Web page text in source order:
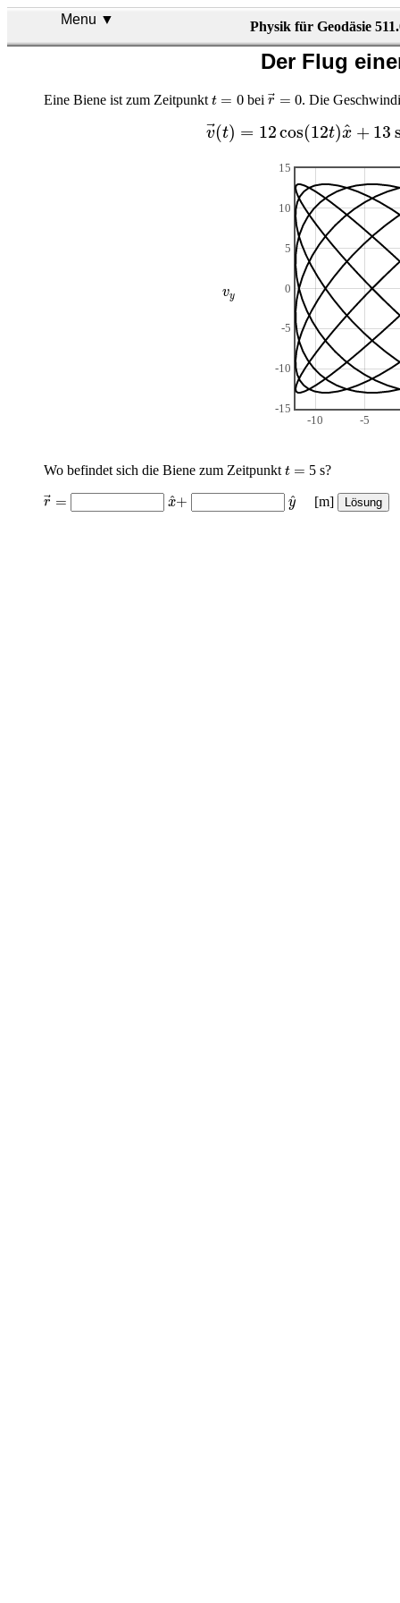
Menu ▼ Physik für Geodäsie
Der Flug
Eine Biene ist zum Zeitpunkt t = 0
t= bei r = 0
r→ 0. Die
v(t) = 12cos(12t)^
x + 13
→( 12cos(12t) +13
vy
v
-10 -5
0
5
10
15
-15
-10
-5
Wo befindet sich die Biene zum Zeitpunkt t =
t= 5 s?
r =
r→ ^
x+
x^+ ^
y
y^ [m]